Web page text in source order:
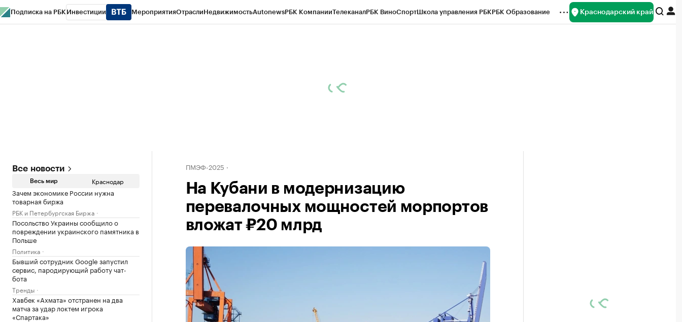
Подписка на РБК Инвестиции МероприятияОтраслиНедвижимостьAutonewsРБК КомпанииТелеканалРБК ВиноСпортШкола управления РБКРБК Образование Краснодарский край
Все новости
Весь мир Краснодар
Зачем экономике России нужна
товарная биржа
РБК и Петербургская Биржа
Посольство Украины сообщило о
повреждении украинского памятника в
Польше
Политика
Бывший сотрудник Google запустил
сервис, пародирующий работу чат-
бота
Тренды
Хавбек «Ахмата» отстранен на два
матча за удар локтем игрока
«Спартака»
ПМЭФ-2025
На Кубани в модернизацию
перевалочных мощностей морпортов
вложат ₽20 млрд